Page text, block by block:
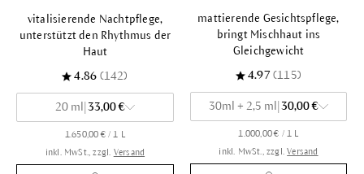
vitalisierende Nachtpflege,
unterstützt den Rhythmus der
Haut
4.86 (142)
20 ml 33,00 €
1.650,00 € / 1 L
inkl. MwSt., zzgl. Versand
mattierende Gesichtspflege,
bringt Mischhaut ins
Gleichgewicht
4.97 (115)
30ml + 2,5 ml 30,00 €
1.000,00 € / 1 L
inkl. MwSt., zzgl.Versand